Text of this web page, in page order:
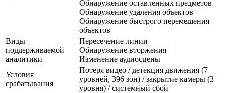
Обнаружение оставленных предметов
Обнаружение удаления объектов
Обнаружение быстрого перемещения
объектов
Виды
поддерживаемой
аналитики
Пересечение линии
Обнаружение вторжения
Изменение аудиосцены
Условия
срабатывания
Потеря видео / детекция движения (7
уровней, 396 зон) / закрытие камеры (3
уровня) / системный сбой